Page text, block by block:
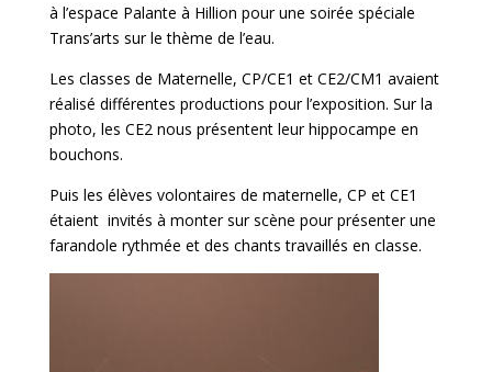
à l’espace Palante à Hillion pour une soirée spéciale
Trans’arts sur le thème de l’eau.
Les classes de Maternelle, CP/CE1 et CE2/CM1 avaient
réalisé différentes productions pour l’exposition. Sur la
photo, les CE2 nous présentent leur hippocampe en
bouchons.
Puis les élèves volontaires de maternelle, CP et CE1
étaient invités à monter sur scène pour présenter une
farandole rythmée et des chants travaillés en classe.